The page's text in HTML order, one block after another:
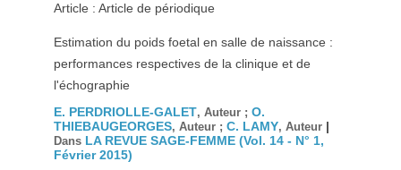
Article : Article de périodique
Estimation du poids foetal en salle de naissance :
performances respectives de la clinique et de
l'échographie
E. PERDRIOLLE-GALET, Auteur ; O.
THIEBAUGEORGES, Auteur ; C. LAMY, Auteur |
Dans LA REVUE SAGE-FEMME (Vol. 14 - N° 1,
Février 2015)